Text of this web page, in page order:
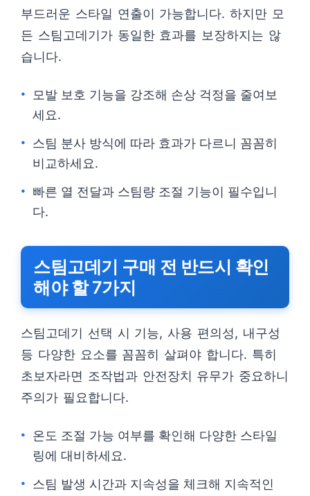
부드러운 스타일 연출이 가능합니다. 하지만 모
든 스팀고데기가 동일한 효과를 보장하지는 않
습니다.
모발 보호 기능을 강조해 손상 걱정을 줄여보
세요.
스팀 분사 방식에 따라 효과가 다르니 꼼꼼히
비교하세요.
빠른 열 전달과 스팀량 조절 기능이 필수입니
다.
스팀고데기 구매 전 반드시 확인
해야 할 7가지
스팀고데기 선택 시 기능, 사용 편의성, 내구성
등 다양한 요소를 꼼꼼히 살펴야 합니다. 특히
초보자라면 조작법과 안전장치 유무가 중요하니
주의가 필요합니다.
온도 조절 가능 여부를 확인해 다양한 스타일
링에 대비하세요.
스팀 발생 시간과 지속성을 체크해 지속적인